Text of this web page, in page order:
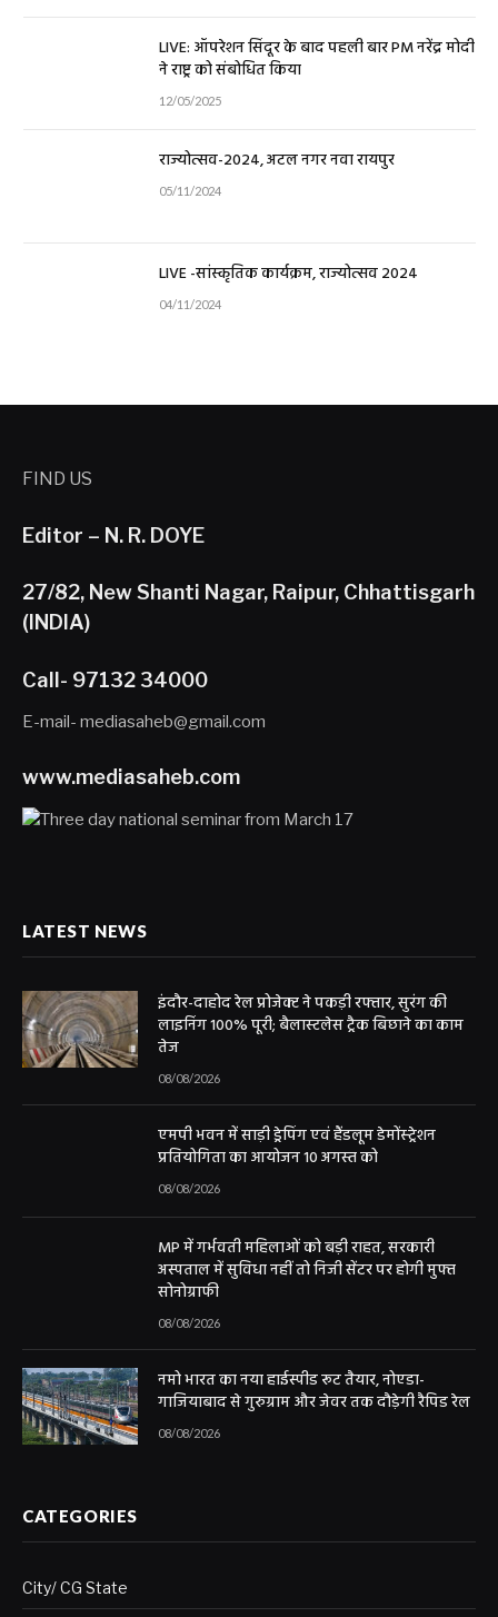
LIVE: ऑपरेशन सिंदूर के बाद पहली बार PM नरेंद्र मोदी
ने राष्ट्र को संबोधित किया
12/05/2025
राज्योत्सव-2024, अटल नगर नवा रायपुर
05/11/2024
LIVE -सांस्कृतिक कार्यक्रम, राज्योत्सव 2024
04/11/2024
FIND US
Editor – N. R. DOYE
27/82, New Shanti Nagar, Raipur, Chhattisgarh
(INDIA)
Call- 97132 34000
E-mail- mediasaheb@gmail.com
www.mediasaheb.com
LATEST NEWS
इंदौर-दाहोद रेल प्रोजेक्ट ने पकड़ी रफ्तार, सुरंग की
लाइनिंग 100% पूरी; बैलास्टलेस ट्रैक बिछाने का काम
तेज
08/08/2026
एमपी भवन में साड़ी ड्रेपिंग एवं हैंडलूम डेमोंस्ट्रेशन
प्रतियोगिता का आयोजन 10 अगस्त को
08/08/2026
MP में गर्भवती महिलाओं को बड़ी राहत, सरकारी
अस्पताल में सुविधा नहीं तो निजी सेंटर पर होगी मुफ्त
सोनोग्राफी
08/08/2026
नमो भारत का नया हाईस्पीड रूट तैयार, नोएडा-
गाजियाबाद से गुरुग्राम और जेवर तक दौड़ेगी रैपिड रेल
08/08/2026
CATEGORIES
City/ CG State